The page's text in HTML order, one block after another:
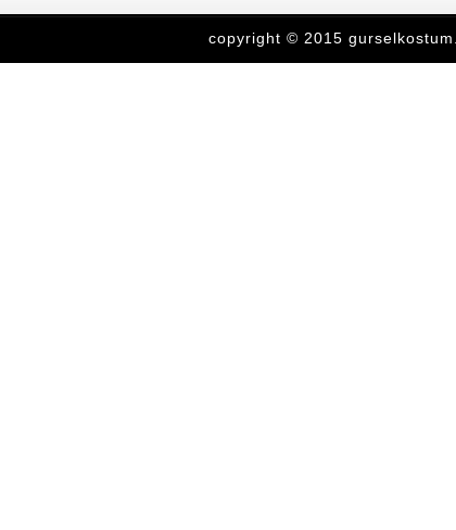
copyright © 2015